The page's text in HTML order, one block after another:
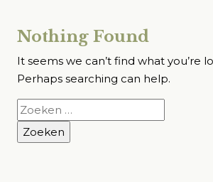
Nothing Found
It seems we can’t find what you’re
Perhaps searching can help.
Zoeken
naar: